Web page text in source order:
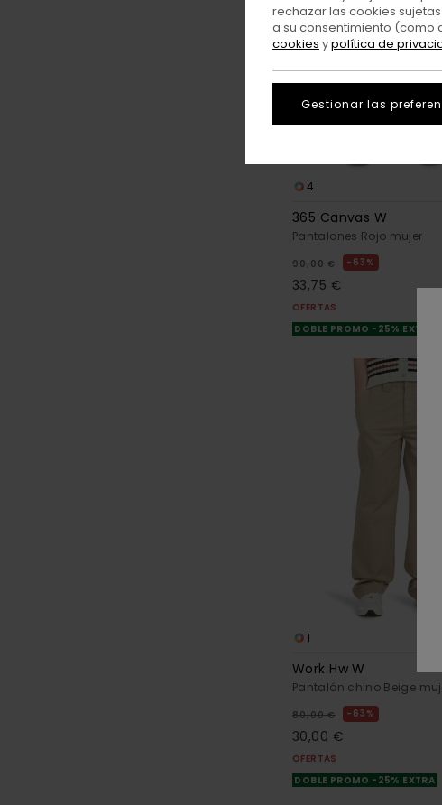
4
365 Canvas W
Pantalones Rojo mujer
90,00 € 63%
33,75 €
OFERTAS
DOBLE PROMO -25% EXTRA
1
Work Hw W
Pantalón chino Beige
80,00 € 63%
30,00 €
OFERTAS
DOBLE PROMO -25% EXTRA
rechazar las cookies
a su consentimiento (como
cookies ypolítica de
Gestionar las